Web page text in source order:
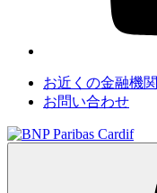
お近くの金融機関
お問い合わせ